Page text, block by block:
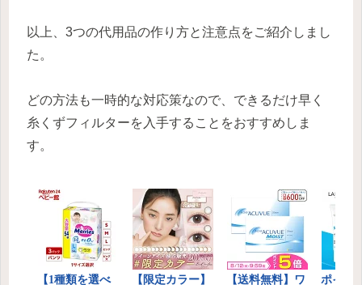
以上、3つの代用品の作り方と注意点をご紹介しまし
た。
どの方法も一時的な対応策なので、できるだけ早く
糸くずフィルターを入手することをおすすめしま
す。